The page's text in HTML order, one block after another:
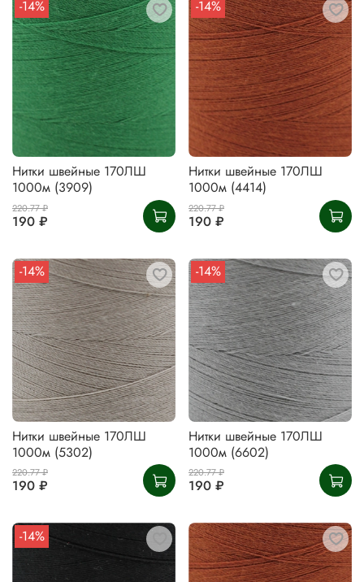
-14%
Нитки швейные 170ЛШ
1000м (3909)
220.77 ₽
190 ₽
-14%
Нитки швейные 170ЛШ
1000м (4414)
220.77 ₽
190 ₽
-14%
Нитки швейные 170ЛШ
1000м (5302)
220.77 ₽
190 ₽
-14%
Нитки швейные 170ЛШ
1000м (6602)
220.77 ₽
190 ₽
-14%